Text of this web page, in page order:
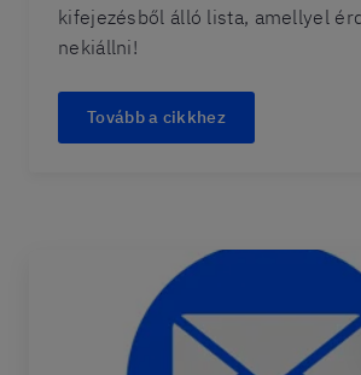
kifejezésből álló lista, amellyel
nekiállni!
Tovább a cikkhez